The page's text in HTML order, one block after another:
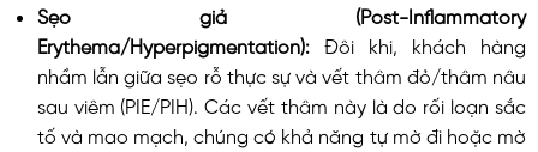
Sẹo giả (Post-Inflammatory
Erythema/Hyperpigmentation): Đôi khi, khách hàng
nhầm lẫn giữa sẹo rỗ thực sự và vết thâm đỏ/thâm nâu
sau viêm (PIE/PIH). Các vết thâm này là do rối loạn sắc
tố và mao mạch, chúng có khả năng tự mờ đi hoặc mờ